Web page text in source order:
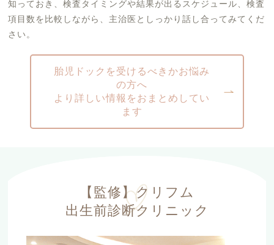
知っておき、検査タイミングや結果が出るスケジュール、検査
項目数を比較しながら、主治医としっかり話し合ってみてくだ
さい。
胎児ドックを受けるべきかお悩み
の方へ
より詳しい情報をおまとめしてい
ます
【監修】クリフム
出生前診断クリニック